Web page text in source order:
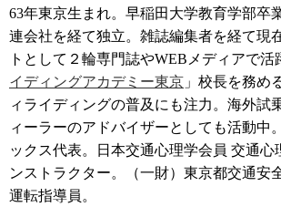
63年東京生まれ。早稲田大学教育学部卒
連会社を経て独立。雑誌編集者を経て現
トとして２輪専門誌やWEBメディアで活
イディングアカデミー東京 」校長を務め
ィライディングの普及にも注力。海外試
ィーラーのアドバイザーとしても活動中
ックス代表。日本交通心理学会員 交通心
ンストラクター。（一財）東京都交通安
運転指導員。